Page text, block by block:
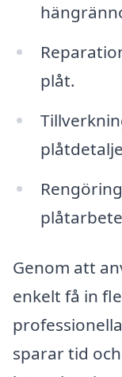
plåt.
Genom att
enkelt få in
sparar tid